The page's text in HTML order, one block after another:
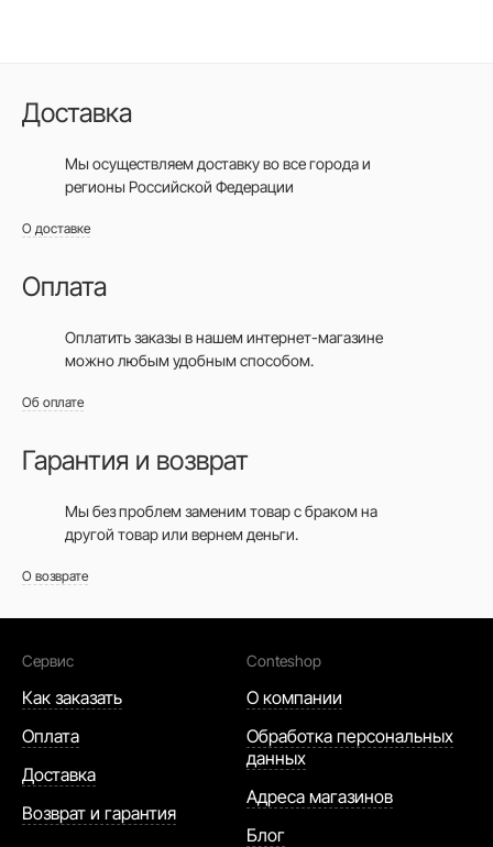
Доставка
Мы осуществляем доставку во все городаи
регионы Российской Федерации
О доставке
Оплата
Оплатить заказы в нашем интернет-магазине
можно любым удобным способом.
Об оплате
Гарантия и возврат
Мы без проблем заменим товар с браком на
другой товар или вернем деньги.
О возврате
Сервис
Как заказать
Оплата
Доставка
Возврат и гарантия
Conteshop
О компании
Обработка персональных
данных
Адреса магазинов
Блог